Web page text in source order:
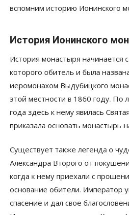
вспомним историю Ионинского
История Ионинского
История монастыря начинается
которого обитель и была
иеромонахом Выдубицкого
этой местности в 1860 году. По
года здесь к нему явилась
приказала основать монастырь
Существует также легенда о
Александра Второго от
когда к нему приехали с
основание обители. Император
спасение и дал свое